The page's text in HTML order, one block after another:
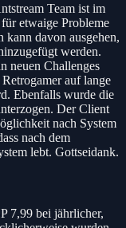
Team ist im
etwaige Probleme
davon ausgehen,
werden.
neuen Challenges
auf lange
Ebenfalls wurde die
Der Client
nach System
nach dem
lebt. Gottseidank.
7,99 bei jährlicher,